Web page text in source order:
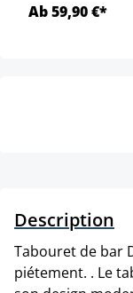
Ab 59,90 €*
Description
Tabouret de bar
piétement. . Le